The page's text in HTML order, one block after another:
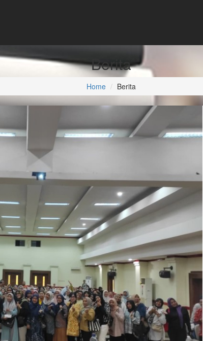
Berita
Home Berita